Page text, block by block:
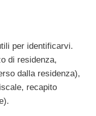
per identificarvi.
di residenza,
dalla residenza),
recapito